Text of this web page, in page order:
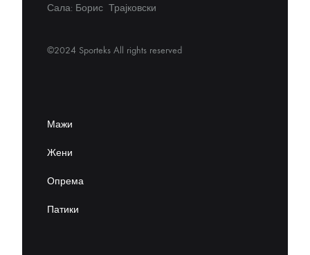
Сала: Борис Трајковски
©2024 Sporteks All rights reserved
Мажи
Жени
Опрема
Патики